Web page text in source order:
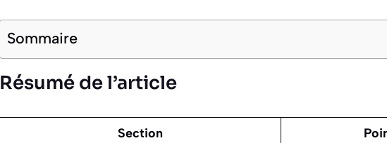
Sommaire
Résumé de l’article
Section